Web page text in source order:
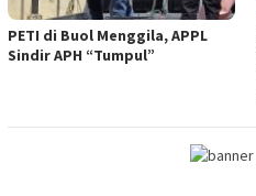
PETI di Buol Menggila, APPL
Sindir APH “Tumpul”